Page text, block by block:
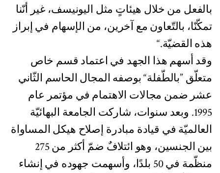
بالفعل من خلال هيئاتٍ مثل اليونيسف، غير أنّنا
تمكّنّا، بالتّعاون مع آخرين، من الإسهام في إبراز
هذه القضيّة.“
وقد أسهم هذا الجهد في اعتماد قسم خاص
متعلّق ”بالطّفلة“ بوصفه المجال الحاسم الثّاني
عشر ضمن مجالات الاهتمام في مؤتمر عام
1995. وبعد سنوات، شاركت الجامعة البهائيّة
العالميّة في قيادة مبادرة إصلاح هيكل المساواة
بين الجنسين، وهو ائتلافٌ ضمّ أكثر من 275
منظّمة في 50 بلدًا، وأسهمت جهوده في إنشاء